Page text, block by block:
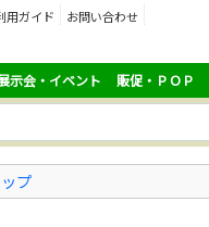
用ガイド
お問い合わせ
示会・イベント 販促・ＰＯＰ
プ